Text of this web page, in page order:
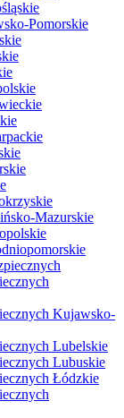
Pomorskie
Mazurskie
Kujawsko-
Lubelskie
Lubuskie
Łódzkie